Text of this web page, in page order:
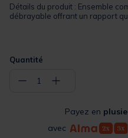
Détails du produit : Ensemble
débrayable offrant un rapport
Quantité
− 1 +
Payez en
avec